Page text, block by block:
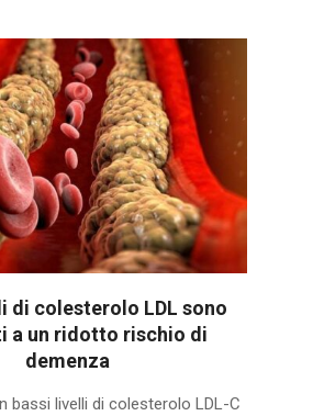
di colesterolo LDL sono
a un ridotto rischio di
demenza
bassi livelli di colesterolo LDL-C